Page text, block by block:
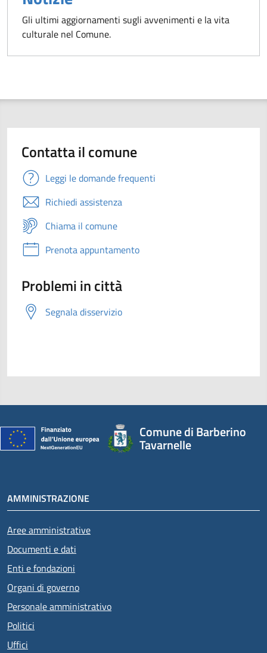
Gli ultimi aggiornamenti sugli avvenimenti e la vita
culturale nel Comune.
Contatta il comune
Leggi le domande frequenti
Richiedi assistenza
Chiama il comune
Prenota appuntamento
Problemi in città
Segnala disservizio
Comune di Barberino
Tavarnelle
AMMINISTRAZIONE
Aree amministrative
Documenti e dati
Enti e fondazioni
Organi di governo
Personale amministrativo
Politici
Uffici